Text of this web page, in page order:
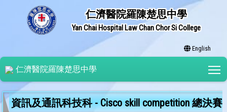
仁濟醫院羅陳楚思中學
Yan Chai Hospital Law Chan Chor Si College
English
仁濟醫院羅陳楚思中學
資訊及通訊科技科 - Cisco skill competition 總決賽